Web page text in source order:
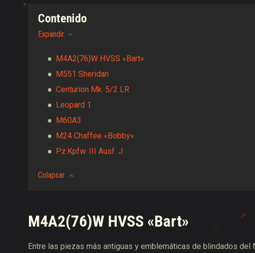
Contenido
Expandir
M4A2(76)W HVSS «Bart»
M551 Sheridan
Centurion Mk. 5/2 LR
Leopard 1
M60A3
M24 Chaffee «Bobby»
Pz.Kpfw. III Ausf. J
Colapsar
M4A2(76)W HVSS «Bart»
Entre las piezas más antiguas y emblemáticas de blindados